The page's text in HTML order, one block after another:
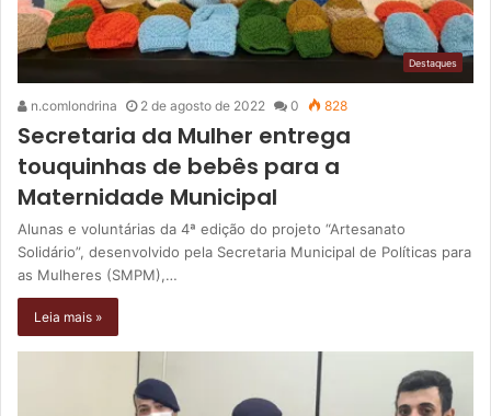
Destaques
n.comlondrina 2 de agosto de 2022 0 828
Secretaria da Mulher entrega
touquinhas de bebês para a
Maternidade Municipal
Alunas e voluntárias da 4ª edição do projeto “Artesanato
Solidário”, desenvolvido pela Secretaria Municipal de Políticas para
as Mulheres (SMPM),…
Leia mais »